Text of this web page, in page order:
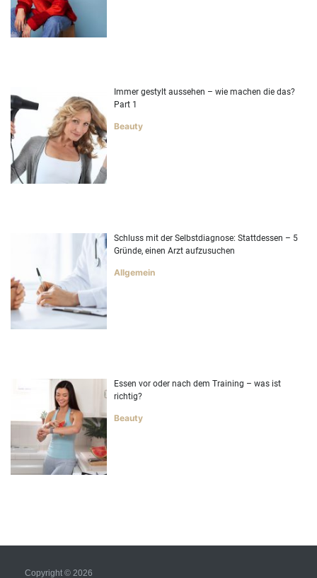
Immer gestylt aussehen – wie machen die das?
Part 1
Beauty
Schluss mit der Selbstdiagnose: Stattdessen – 5
Gründe, einen Arzt aufzusuchen
Allgemein
Essen vor oder nach dem Training – was ist
richtig?
Beauty
Copyright © 2026